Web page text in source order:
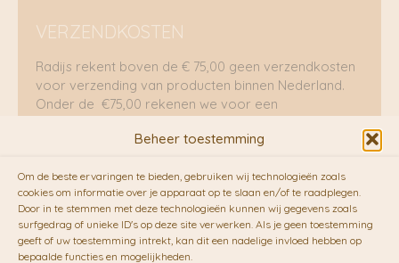
Beheer toestemming
Om de beste ervaringen te bieden, gebruiken wij technologieën zoals
cookies om informatie over je apparaat op te slaan en/of te raadplegen.
Door in te stemmen met deze technologieën kunnen wij gegevens zoals
surfgedrag of unieke ID's op deze site verwerken. Als je geen toestemming
geeft of uw toestemming intrekt, kan dit een nadelige invloed hebben op
bepaalde functies en mogelijkheden.
VERZENDKOSTEN
Radijs rekent boven de € 75,00 geen verzendkosten
voor verzending van producten binnen Nederland.
Onder de €75,00 rekenen we voor een
RADIJS werkt samen met de duurzame bezorgdienst
vanFietskoeriers.nl. Pakketten (mits voorradig) voor
10.00 uur besteld op een doordeweekse dag,
bezorgen zij soms nog op dezelfde dag in de